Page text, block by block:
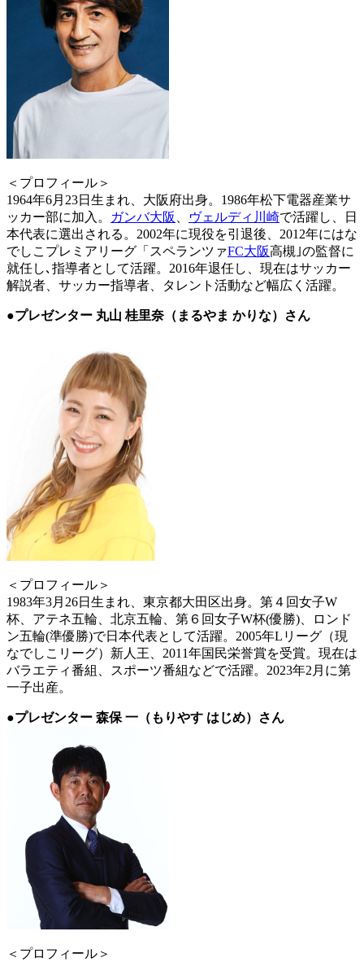
＜プロフィール＞
1964年6月23日生まれ、大阪府出身。1986年松下電器産業サ
ッカー部に加入。
ガンバ大阪 ヴェルディ川崎で活躍し、日
本代表に選出される。2002年に現役を引退後、2012年にはな
でしこプレミアリーグ「スペランツァFC大阪高槻｣の監督に
就任し､指導者として活躍。2016年退任し、現在はサッカー
解説者、サッカー指導者、タレント活動など幅広く活躍。
●プレゼンター 丸山 桂里奈（まるやま かりな）さん
＜プロフィール＞
1983年3月26日生まれ、東京都大田区出身。第４回女子W
杯、アテネ五輪、北京五輪、第６回女子W杯(優勝)、ロンド
ン五輪(準優勝)で日本代表として活躍。2005年Lリーグ（現
なでしこリーグ）新人王、2011年国民栄誉賞を受賞。現在は
バラエティ番組、スポーツ番組などで活躍。2023年2月に第
一子出産。
●プレゼンター 森保 一（もりやす はじめ）さん
＜プロフィール＞